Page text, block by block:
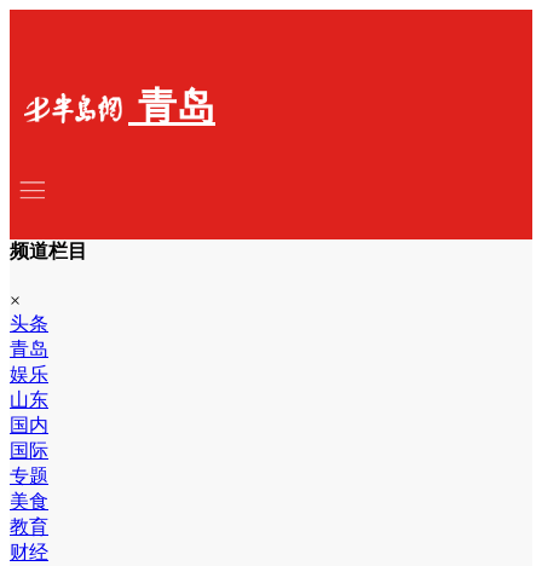
青岛
频道栏目
×
头条
青岛
娱乐
山东
国内
国际
专题
美食
教育
财经